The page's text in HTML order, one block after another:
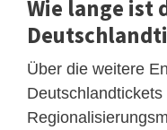
Wie lange ist
Über die weitere
Deutschlandtickets